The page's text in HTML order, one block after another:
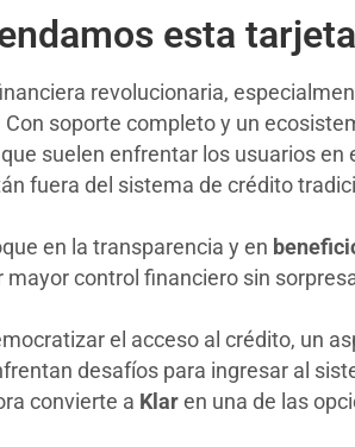
esta
revolucionaria,
soporte completo y un
suelen enfrentar los usuarios en
fuera del sistema de crédito
en la transparencia y en
control financiero sin
el acceso al crédito, un
desafíos para ingresar al
convierte a Klar en una de las